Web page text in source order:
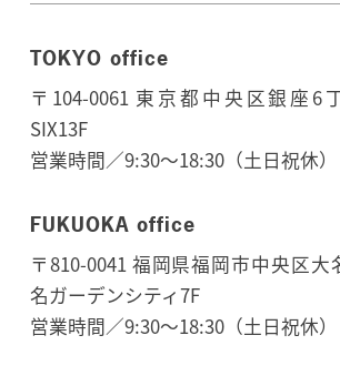
TOKYO office
〒104-0061 東京都中央区銀座6
SIX13F
営業時間／9:30～18:30（土日祝休）
FUKUOKA office
〒810-0041 福岡県福岡市中央区大
名ガーデンシティ7F
営業時間／9:30～18:30（土日祝休）